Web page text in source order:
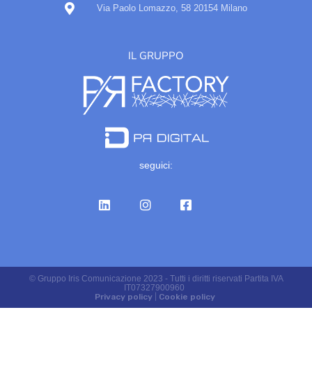
Via Paolo Lomazzo, 58 20154 Milano
IL GRUPPO
seguici:
© Gruppo Iris Comunicazione 2023 - Tutti i diritti riservati Partita IVA
IT07327900960
Privacy policy| Cookie policy